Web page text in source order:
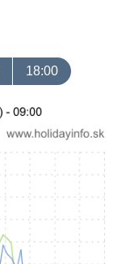
18:00